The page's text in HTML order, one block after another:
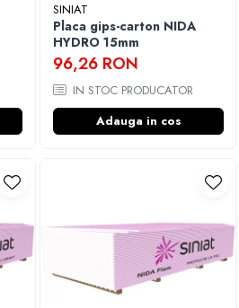
SINIAT
Placa gips-carton NIDA
HYDRO 15mm
96,26 RON
IN STOC PRODUCATOR
Adauga in cos